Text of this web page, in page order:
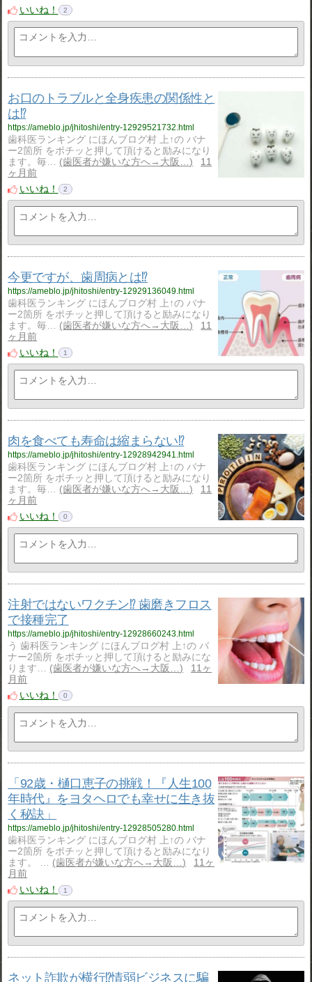
いいね！
2
お口のトラブルと全身疾患の関係性と
は⁉️
https://ameblo.jp/jhitoshi/entry-12929521732.html
歯科医ランキング にほんブログ村 上↑の バナ
ー2箇所 をポチッと押して頂けると励みになり
ます。毎…
歯医者が嫌いな方へ→大阪…
11
ヶ月前
いいね！
2
今更ですが、歯周病とは⁉️
https://ameblo.jp/jhitoshi/entry-12929136049.html
歯科医ランキング にほんブログ村 上↑の バナ
ー2箇所 をポチッと押して頂けると励みになり
ます。毎…
歯医者が嫌いな方へ→大阪…
11
ヶ月前
いいね！
1
肉を食べても寿命は縮まらない⁉️
https://ameblo.jp/jhitoshi/entry-12928942941.html
歯科医ランキング にほんブログ村 上↑の バナ
ー2箇所 をポチッと押して頂けると励みになり
ます。毎…
歯医者が嫌いな方へ→大阪…
11
ヶ月前
いいね！
0
注射ではないワクチン⁉️ 歯磨きフロス
で接種完了
https://ameblo.jp/jhitoshi/entry-12928660243.html
う 歯科医ランキング にほんブログ村 上↑の バ
ナー2箇所 をポチッと押して頂けると励みにな
ります…
歯医者が嫌いな方へ→大阪…
11ヶ
月前
いいね！
0
「92歳・樋口恵子の挑戦！『人生100
年時代』をヨタヘロでも幸せに生き抜
く秘訣」
https://ameblo.jp/jhitoshi/entry-12928505280.html
歯科医ランキング にほんブログ村 上↑の バナ
ー2箇所 をポチッと押して頂けると励みになり
ます。 …
歯医者が嫌いな方へ→大阪…
11ヶ
月前
いいね！
1
ネット詐欺が横行⁉️情弱ビジネスに騙